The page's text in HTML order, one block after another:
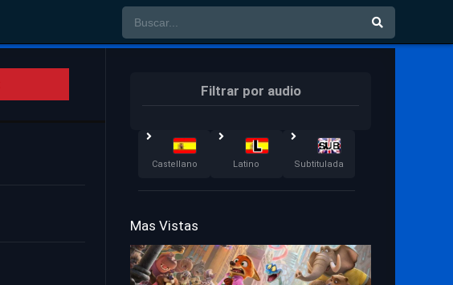
Filtrar por audio
Castellano Latino Subtitulada
Mas Vistas